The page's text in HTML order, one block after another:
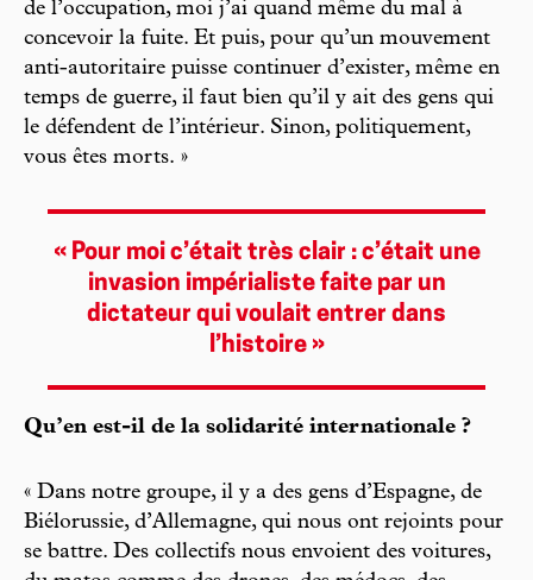
de l’occupation, moi j’ai quand même du mal à
concevoir la fuite. Et puis, pour qu’un mouvement
anti-autoritaire puisse continuer d’exister, même en
temps de guerre, il faut bien qu’il y ait des gens qui
le défendent de l’intérieur. Sinon, politiquement,
vous êtes morts. »
« Pour moi c’était très clair : c’était une
invasion impérialiste faite par un
dictateur qui voulait entrer dans
l’histoire »
Qu’en est-il de la solidarité internationale ?
« Dans notre groupe, il y a des gens d’Espagne, de
Biélorussie, d’Allemagne, qui nous ont rejoints pour
se battre. Des collectifs nous envoient des voitures,